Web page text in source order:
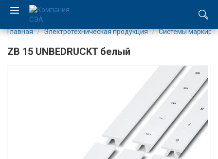
Главная Электротехническая продукция Системы
ZB 15 UNBEDRUCKT белый